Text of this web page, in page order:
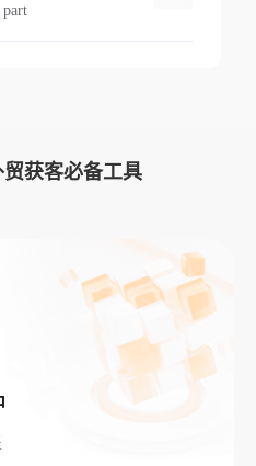
part
贸获客必备工具